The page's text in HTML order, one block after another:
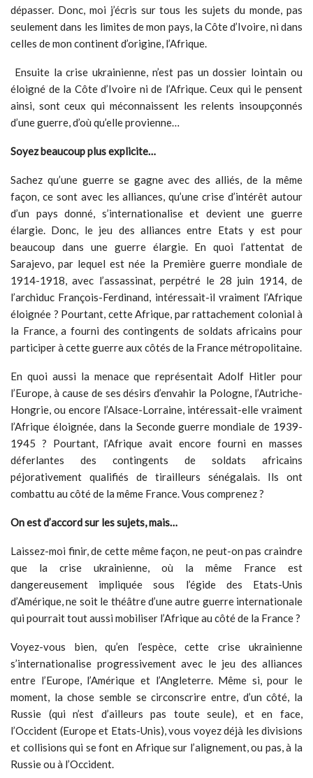
dépasser. Donc, moi j’écris sur tous les sujets du monde, pas
seulement dans les limites de mon pays, la Côte d’Ivoire, ni dans
celles de mon continent d’origine, l’Afrique.
Ensuite la crise ukrainienne, n’est pas un dossier lointain ou
éloigné de la Côte d’Ivoire ni de l’Afrique. Ceux qui le pensent
ainsi, sont ceux qui méconnaissent les relents insoupçonnés
d’une guerre, d’où qu’elle provienne…
Soyez beaucoup plus explicite…
Sachez qu’une guerre se gagne avec des alliés, de la même
façon, ce sont avec les alliances, qu’une crise d’intérêt autour
d’un pays donné, s’internationalise et devient une guerre
élargie. Donc, le jeu des alliances entre Etats y est pour
beaucoup dans une guerre élargie. En quoi l’attentat de
Sarajevo, par lequel est née la Première guerre mondiale de
1914-1918, avec l’assassinat, perpétré le 28 juin 1914, de
l’archiduc François-Ferdinand, intéressait-il vraiment l’Afrique
éloignée ? Pourtant, cette Afrique, par rattachement colonial à
la France, a fourni des contingents de soldats africains pour
participer à cette guerre aux côtés de la France métropolitaine.
En quoi aussi la menace que représentait Adolf Hitler pour
l’Europe, à cause de ses désirs d’envahir la Pologne, l’Autriche-
Hongrie, ou encore l’Alsace-Lorraine, intéressait-elle vraiment
l’Afrique éloignée, dans la Seconde guerre mondiale de 1939-
1945 ? Pourtant, l’Afrique avait encore fourni en masses
déferlantes des contingents de soldats africains
péjorativement qualifiés de tirailleurs sénégalais. Ils ont
combattu au côté de la même France. Vous comprenez ?
On est d’accord sur les sujets, mais…
Laissez-moi finir, de cette même façon, ne peut-on pas craindre
que la crise ukrainienne, où la même France est
dangereusement impliquée sous l’égide des Etats-Unis
d’Amérique, ne soit le théâtre d’une autre guerre internationale
qui pourrait tout aussi mobiliser l’Afrique au côté de la France ?
Voyez-vous bien, qu’en l’espèce, cette crise ukrainienne
s’internationalise progressivement avec le jeu des alliances
entre l’Europe, l’Amérique et l’Angleterre. Même si, pour le
moment, la chose semble se circonscrire entre, d’un côté, la
Russie (qui n’est d’ailleurs pas toute seule), et en face,
l’Occident (Europe et Etats-Unis), vous voyez déjà les divisions
et collisions qui se font en Afrique sur l’alignement, ou pas, à la
Russie ou à l’Occident.